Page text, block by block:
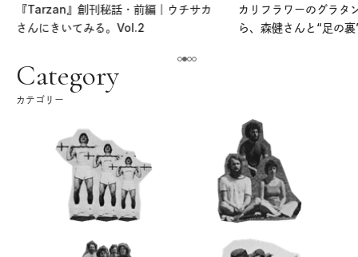
『Tarzan』創刊秘話・前編｜ウチサカ
さんにきいてみる。Vol.2
カリフラワーのグラタ
ら、森健さんと“足の
Category
カテゴリー